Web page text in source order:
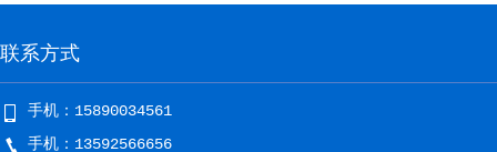
联系方式
手机：15890034561
手机：13592566656